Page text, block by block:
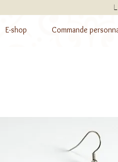
E-shop Commande